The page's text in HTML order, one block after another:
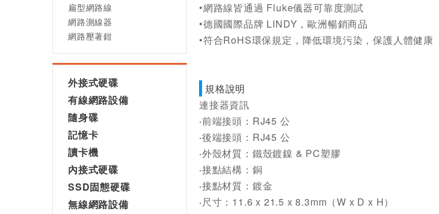
扁型網路線
網路測線器
網路壓著鉗
外接式硬碟
有線網路設備
隨身碟
記憶卡
讀卡機
內接式硬碟
SSD固態硬碟
無線網路設備
•網路線皆通過 Fluke儀器可靠度測試
•德國國際品牌 LINDY，歐洲暢銷商品
•符合RoHS環保規定，降低環境污染，保護人體健康
規格說明
連接器資訊
‧前端接頭：RJ45 公
‧後端接頭：RJ45 公
‧外殼材質：鐵殼鍍鎳 & PC塑膠
‧接點結構：銅
‧接點材質：鍍金
‧尺寸：11.6 x 21.5 x 8.3mm（W x D x H）